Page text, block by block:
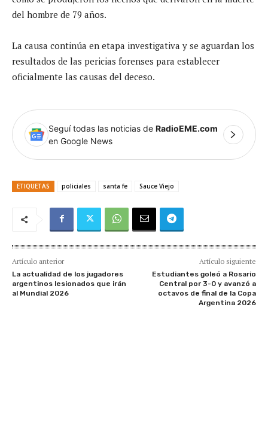
del hombre de 79 años.
La causa continúa en etapa investigativa y se aguardan los
resultados de las pericias forenses para establecer
oficialmente las causas del deceso.
Seguí todas las noticias de RadioEME.com
en Google News
ETIQUETAS policiales santa fe Sauce Viejo
Artículo anterior
La actualidad de los jugadores
argentinos lesionados que irán
al Mundial 2026
Artículo siguiente
Estudiantes goleó a Rosario
Central por 3-0 y avanzó a
octavos de final de la Copa
Argentina 2026